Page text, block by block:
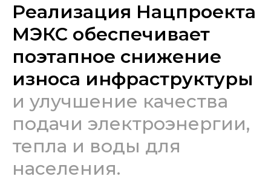
Реализация Нацпроекта
МЭКС обеспечивает
поэтапное снижение
износа инфраструктуры
и улучшение качества
подачи электроэнергии,
тепла и воды для
населения.